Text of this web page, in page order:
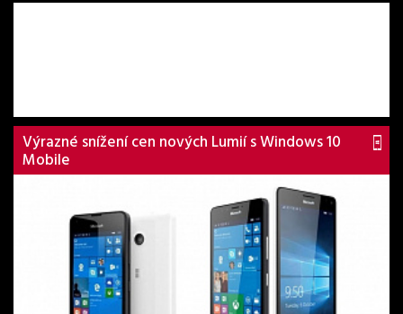
Výrazné snížení cen nových Lumií s Windows 10
Mobile